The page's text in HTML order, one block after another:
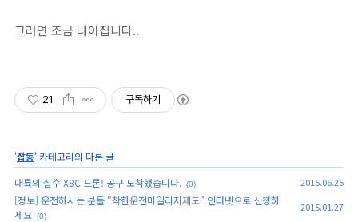
그러면 조금 나아집니다..
21 구독하기
'잡동' 카테고리의 다른 글
대륙의 실수 X8C 드론! 공구 도착했습니다. (0) 2015.06.25
[정보] 운전하시는 분들 "착한운전마일리지제도" 인터넷으로 신청하
세요 (0)
2015.01.27